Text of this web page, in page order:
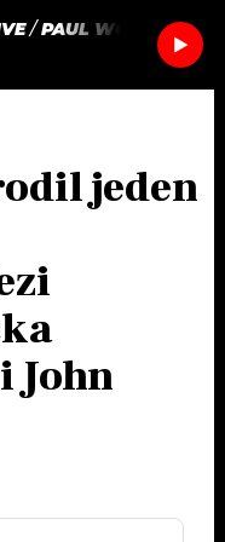
JAK
SEZNAM.CZ
/PAUL WOOLFORD
jeden
John